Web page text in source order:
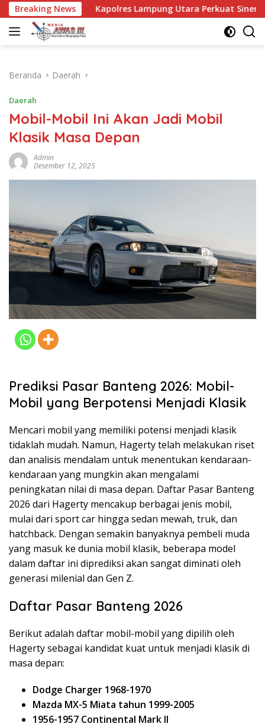
Langsung
ke
konten
Breaking News
Kapolres Lampung Utara Perkuat Sinergi dengan Kalapas
Beranda Daerah
Daerah
Mobil-Mobil Ini Akan Jadi Mobil
Klasik Masa Depan
Admin
Desember 12, 2025
Prediksi Pasar Banteng 2026: Mobil-
Mobil yang Berpotensi Menjadi Klasik
Mencari mobil yang memiliki potensi menjadi klasik
tidaklah mudah. Namun, Hagerty telah melakukan riset
dan analisis mendalam untuk menentukan kendaraan-
kendaraan yang mungkin akan mengalami
peningkatan nilai di masa depan. Daftar Pasar Banteng
2026 dari Hagerty mencakup berbagai jenis mobil,
mulai dari sport car hingga sedan mewah, truk, dan
hatchback. Dengan semakin banyaknya pembeli muda
yang masuk ke dunia mobil klasik, beberapa model
dalam daftar ini diprediksi akan sangat diminati oleh
generasi milenial dan Gen Z.
Daftar Pasar Banteng 2026
Berikut adalah daftar mobil-mobil yang dipilih oleh
Hagerty sebagai kandidat kuat untuk menjadi klasik di
masa depan:
Dodge Charger 1968-1970
Mazda MX-5 Miata tahun 1999-2005
1956-1957 Continental Mark II